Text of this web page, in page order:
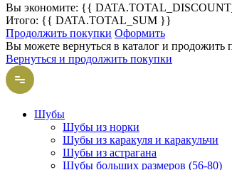
Вы экономите: {{
Итого: {{ DATA.TOTAL_SUM }}
Продолжить покупки Оформить
Вы можете вернуться в каталог и продожить
Вернуться и продолжить покупки
Шубы
Шубы из норки
Шубы из каракуля и каракульчи
Шубы из астрагана
Шубы больших размеров (56-80)